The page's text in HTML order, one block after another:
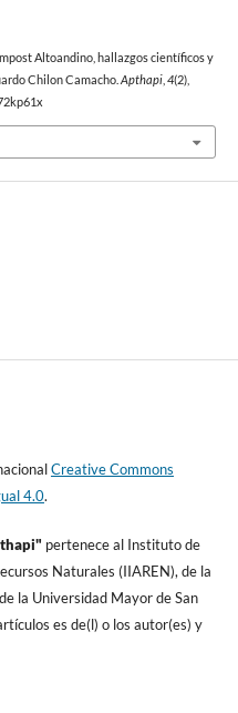
Altoandino, hallazgos científicos y
Chilon Camacho. Apthapi, 4(2),
Creative Commons
4.0.
pertenece al Instituto de
Naturales (IIAREN), de la
la Universidad Mayor de San
es de(l) o los autor(es) y